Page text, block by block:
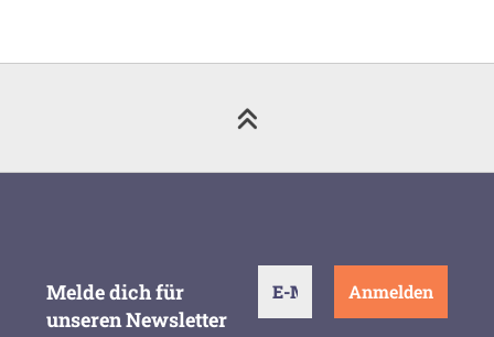
Melde dich für
unseren Newsletter